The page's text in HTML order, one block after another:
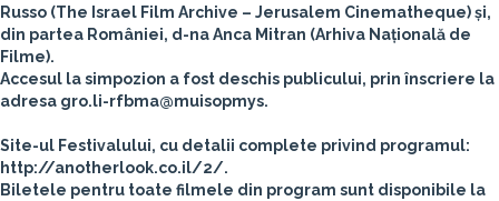
Russo (The Israel Film Archive – Jerusalem Cinematheque) și,
din partea României, d-na Anca Mitran (Arhiva Națională de
Filme).
Accesul la simpozion a fost deschis publicului, prin înscriere la
adresa gro.li-rfbma@muisopmys.
Site-ul Festivalului, cu detalii complete privind programul:
http://anotherlook.co.il/2/.
Biletele pentru toate filmele din program sunt disponibile la